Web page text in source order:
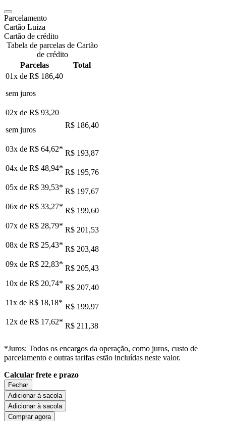
Parcelamento
Cartão Luiza
Cartão de crédito
Tabela de parcelas de Cartão
de crédito
Parcelas
Total
01x de R$ 186,40
sem juros
02x de R$ 93,20
sem juros
R$ 186,40
03x de R$ 64,62* R$ 193,87
04x de R$ 48,94* R$ 195,76
05x de R$ 39,53* R$ 197,67
06x de R$ 33,27* R$ 199,60
07x de R$ 28,79* R$ 201,53
08x de R$ 25,43* R$ 203,48
09x de R$ 22,83* R$ 205,43
10x de R$ 20,74* R$ 207,40
11x de R$ 18,18* R$ 199,97
12x de R$ 17,62* R$ 211,38
*Juros: Todos os encargos da operação, como juros, custo de
parcelamento e outras tarifas estão incluídas neste valor.
Calcular frete e prazo
Fechar
Adicionar à sacola
Adicionar à sacola
Comprar agora